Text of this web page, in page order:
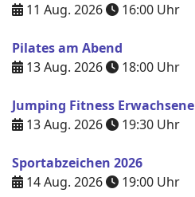
11 Aug. 2026
16:00 Uhr
Pilates am Abend
13 Aug. 2026
18:00 Uhr
Jumping Fitness Erwachsene
13 Aug. 2026
19:30 Uhr
Sportabzeichen 2026
14 Aug. 2026
19:00 Uhr